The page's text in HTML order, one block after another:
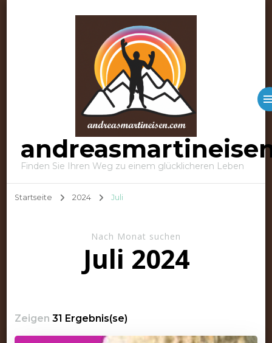
Finden Sie Ihren Weg zu einem glücklicheren Leben
Startseite 2024 Juli
Nach Monat suchen
Juli 2024
Zeigen 31 Ergebnis(se)